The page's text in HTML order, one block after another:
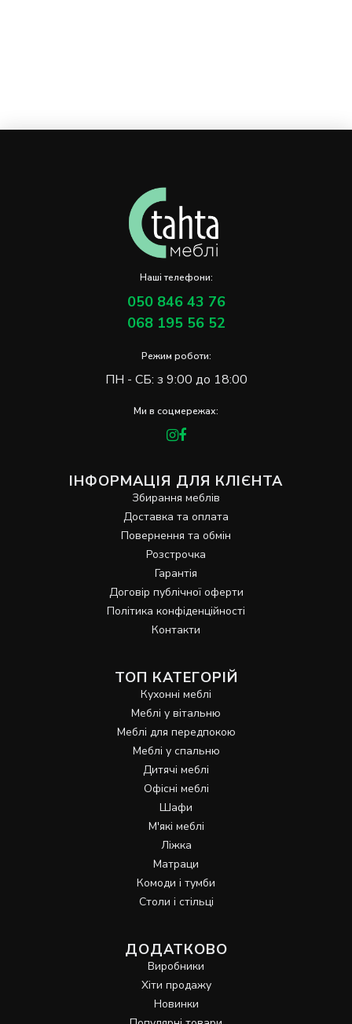
Наші телефони:
050 846 43 76
068 195 56 52
Режим роботи:
ПН - СБ: з 9:00 до 18:00
Ми в соцмережах:
ІНФОРМАЦІЯ ДЛЯ КЛІЄНТА
Збирання меблів
Доставка та оплата
Повернення та обмін
Розстрочка
Гарантія
Договір публічної оферти
Політика конфіденційності
Контакти
ТОП КАТЕГОРІЙ
Кухонні меблі
Меблі у вітальню
Меблі для передпокою
Меблі у спальню
Дитячі меблі
Офісні меблі
Шафи
М'які меблі
Ліжка
Матраци
Комоди і тумби
Столи і стільці
ДОДАТКОВО
Виробники
Хіти продажу
Новинки